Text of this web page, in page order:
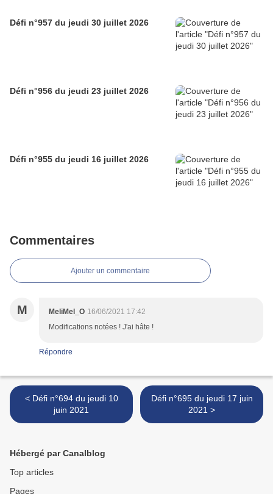
Défi n°957 du jeudi 30 juillet 2026
Défi n°956 du jeudi 23 juillet 2026
Défi n°955 du jeudi 16 juillet 2026
Commentaires
Ajouter un commentaire
M MeliMel_O 16/06/2021 17:42
Modifications notées ! J'ai hâte !
Répondre
< Défi n°694 du jeudi 10
juin 2021
Défi n°695 du jeudi 17 juin
2021 >
Hébergé par Canalblog
Top articles
Pages